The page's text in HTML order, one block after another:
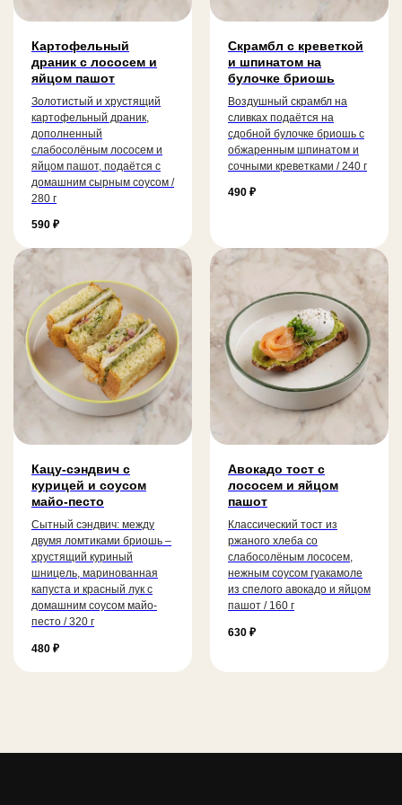
Картофельный
драник с лососем и
яйцом пашот
Золотистый и хрустящий
картофельный драник,
дополненный
слабосолёным лососем и
яйцом пашот, подаётся с
домашним сырным соусом /
280 г
590 ₽
Скрамбл с креветкой
и шпинатом на
булочке бриошь
Воздушный скрамбл на
сливках подаётся на
сдобной булочке бриошь с
обжаренным шпинатом и
сочными креветками / 240 г
490 ₽
Кацу-сэндвич с
курицей и соусом
майо-песто
Сытный сэндвич: между
двумя ломтиками бриошь –
хрустящий куриный
шницель, маринованная
капуста и красный лук с
домашним соусом майо-
песто / 320 г
480 ₽
Авокадо тост с
лососем и яйцом
пашот
Классический тост из
ржаного хлеба со
слабосолёным лососем,
нежным соусом гуакамоле
из спелого авокадо и яйцом
пашот / 160 г
630 ₽